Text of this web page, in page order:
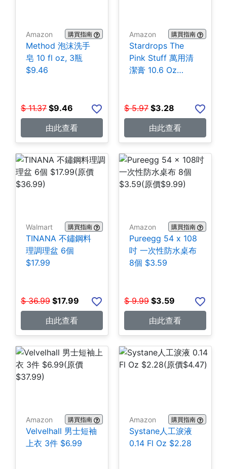
Amazon 購買指南
Method 泡沫洗手
皂 10 fl oz, 3瓶
$9.46
$ 11.37 $9.46
由此查看
Amazon 購買指南
Stardrops The
Pink Stuff 萬用清
潔膏 10.6 Oz
$ 5.97 $3.28
由此查看
Walmart 購買指南
TINANA 不鏽鋼料
理調理盆 6個
$17.99
$ 36.99 $17.99
由此查看
Amazon 購買指南
Pureegg 54 x 108
吋 一次性防水桌布
8個 $3.59
$ 9.99 $3.59
由此查看
Amazon 購買指南
Velvelhall 男士短袖
上衣 3件 $6.99
Amazon 購買指南
Systane人工淚液
0.14 Fl Oz $2.28